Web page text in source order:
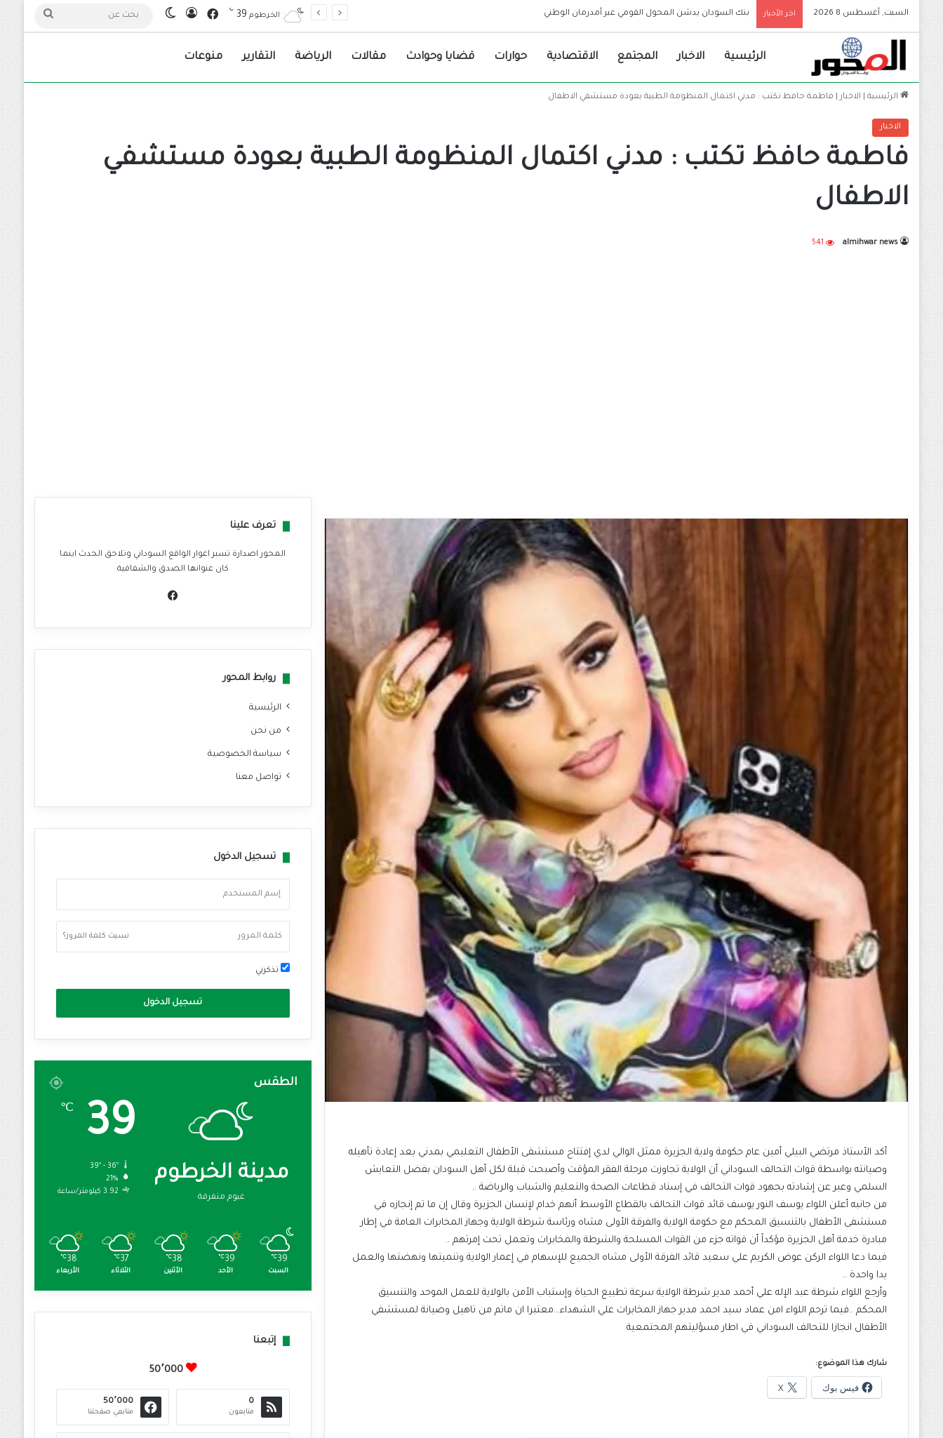
السبت, أغسطس 8 2026 اخر الأخبار أخطر تصريح لياسر العطا منذ اندلاع الحرب .. ما القصة الخرطوم 39
℃ فيسبوكتسجيل الدخول
الوضع المظلم
الرئيسية الاخبار المجتمع الاقتصادية حوارات قضايا وحوادث مقالات الرياضة التقارير منوعات
الرئيسية الاخبار فاطمة حافظ تكتب : مدني اكتمال المنظومة الطبية بعودة مستشفي الاطفال
الاخبار
فاطمة حافظ تكتب : مدني اكتمال المنظومة الطبية بعودة مستشفي
الاطفال
almihwar news
541
أكد الأستاذ مرتضي البيلي أمين عام حكومة ولاية الجزيرة ممثل الوالي لدي إفتتاح مستشفى الأطفال التعليمي بمدني بعد إعادة تأهيله
وصيانته بواسطة قوات التحالف السوداني أن الولاية تجاوزت مرحلة الفقر المؤقت وأصبحت قبلة لكل أهل السودان بفضل التعايش
السلمي وعبر عن إشادته بجهود قوات التحالف في إسناد قطاعات الصحة والتعليم والشباب والرياضة ..
من جانبه أعلن اللواء يوسف النور يوسف قائد قوات التحالف بالقطاع الأوسط أنهم خدام لإنسان الجزيرة وقال إن ما تم إنجازه في
مستشفى الأطفال بالتنسيق المحكم مع حكومة الولاية والفرقة الأولى مشاه ورئاسة شرطة الولاية وجهاز المخابرات العامة في إطار
مبادرة خدمة أهل الجزيرة مؤكداً أن قواته جزء من القوات المسلحة والشرطة والمخابرات وتعمل تحت إمرتهم ..
فيما دعا اللواء الركن عوض الكريم علي سعيد قائد الفرقة الأولى مشاه الجميع للإسهام في إعمار الولاية وتنميتها ونهضتها والعمل
يدا واحدة ..
وأرجع اللواء شرطة عبد الإله علي أحمد مدير شرطة الولاية سرعة تطبيع الحياة وإستباب الأمن بالولاية للعمل الموحد والتنسيق
المحكم ..فيما ترحم اللواء امن عماد سيد احمد مدير جهاز المخابرات علي الشهداء…معتبرا ان ماتم من تاهيل وصيانة لمستشفي
الأطفال انجازا للتحالف السوداني في اطار مسؤليتهم المجتمعية
شارك هذا الموضوع:
فيس بوك X
تعرف علينا
المحور اصدارة تسبر اغوار الواقع السوداني وتلاحق الحدث اينما
كان عنوانها الصدق والشفافية
وك
روابط المحور
الرئيسية
من نحن
سياسة الخصوصية
تواصل معنا
تسجيل الدخول
نسيت كلمة المرور؟
تذكرني
تسجيل الدخول
الطقس
مدينة الخرطوم
غيوم متفرقة
39
℃
39º - 36º
21%
3.92 كيلومتر/ساعة
39
℃
السبت
39
℃
الأحد
38
℃
الأثنين
37
℃
الثلاثاء
38
℃
الأربعاء
إتبعنا
50٬000
0
متابعون
50٬000
متابعي صفحتنا